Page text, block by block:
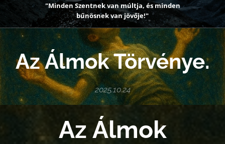
"Minden Szentnek van múltja, és minden
bűnösnek van jövője!"
Az Álmok Törvénye.
2025.10.24
Az Álmok